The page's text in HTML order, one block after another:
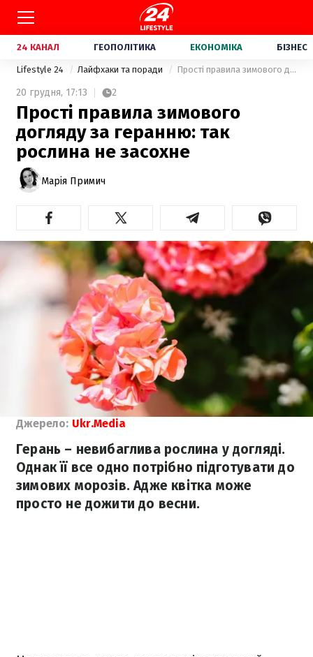
24 КАНАЛ ГЕОПОЛІТИКА ЕКОНОМІКА БІЗНЕС
Lifestyle 24 Лайфхаки та поради Прості правила зимового догляду за геранню: так рослина не засохне
20 грудня, 17:13 2
Прості правила зимового
догляду за геранню: так
рослина не засохне
Марія Примич
Джерело: Ukr.Media
Герань – невибаглива рослина у догляді.
Однак її все одно потрібно підготувати до
зимових морозів. Адже квітка може
просто не дожити до весни.